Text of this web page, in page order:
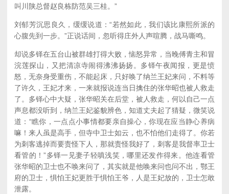
叫川陕总督赵良栋防范吴三桂。”
刘郁芳沉思良久，缓缓说道：“若然如此，我们该比康熙所派的
心腹先到一步。”正说话间，忽听得庄外人声喧腾，战马嘶鸣。
却说多铎在五台山被群雄打得大败，恼怒异常，当晚傅青主和冒
浣莲探山，又把清凉寺闹得沸沸扬扬。多铎午夜闻报，更是愤
怒，无奈身受重伤，不能起床，只好唤了纳兰王妃来问，不料等
了许久，王妃才来，一来就报说连当日擒住的张华昭也被人救走
了。多铎心中大疑，张华昭关在后堂，被人救走，何以自己一点
声息都没听到，纳兰王妃鉴貌辨色，知道丈夫起了猜疑，微笑说
道：“瞧你，一点点小事情都要亲自操心，你现在应当静心养病
嘛！来人虽是高手，但寺中卫士如云，也不怕他们走得了。你若
为刺客逃掉而要责怪下人，那就责怪我好了，刺客是我督率卫士
看管的！”多铎一见妻子轻嗔浅笑，哪里还发作得来。他连看管
张华昭的卫士也不唤来问了，其实就是他唤来问也问不出，鄂王
府的卫士，惧怕王妃更胜于惧怕王爷，人是王妃放的，卫士怎敢
泄露。